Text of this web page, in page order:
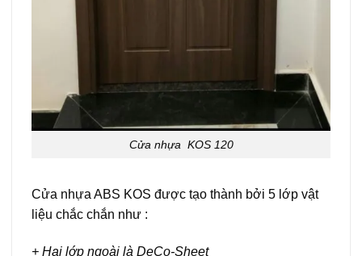
Cửa nhựa KOS 120
Cửa nhựa ABS KOS được tạo thành bởi 5 lớp vật
liệu chắc chắn như :
+ Hai lớp ngoài là DeCo-Sheet